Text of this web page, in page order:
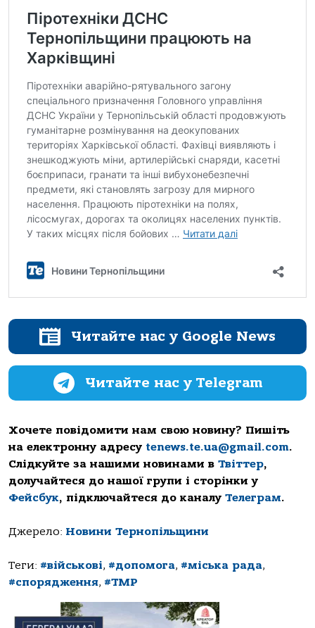
Читайте нас у Google News
Читайте нас у Telegram
Хочете повідомити нам свою новину? Пишіть
на електронну адресу tenews.te.ua@gmail.com.
Слідкуйте за нашими новинами в Твіттер,
долучайтеся до нашої групи і сторінки у
Фейсбук, підключайтеся до каналу Телеграм.
Джерело: Новини Тернопільщини
Теги: #військові, #допомога, #міська рада,
#спорядження, #ТМР